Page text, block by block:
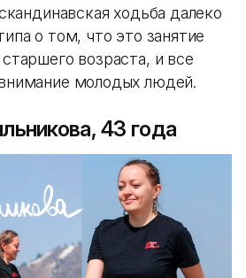
ходьба далеко
о том, что это занятие
возраста, и все
молодых людей.
43 года